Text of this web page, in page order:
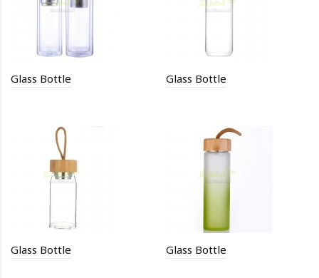
Glass Bottle Glass Bottle
Glass Bottle Glass Bottle